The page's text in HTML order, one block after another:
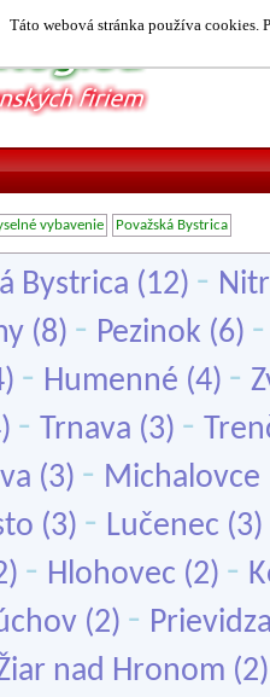
Táto webová stránka používa cookies.
vybavenie Považská Bystrica
Bystrica (12) -
(8) - Pezinok (6)
- Humenné (4) -
- Trnava (3) -
(3) - Michalovce
(3) - Lučenec (3)
- Hlohovec (2) -
(2) -
nad Hronom